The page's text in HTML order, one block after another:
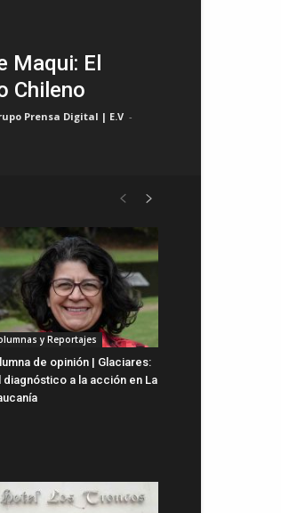
Maqui: El
Chileno
Prensa Digital | E.V -
y Reportajes
de opinión | Glaciares:
diagnóstico a la acción en La